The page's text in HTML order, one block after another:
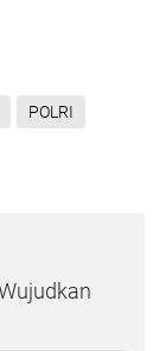
POLRI